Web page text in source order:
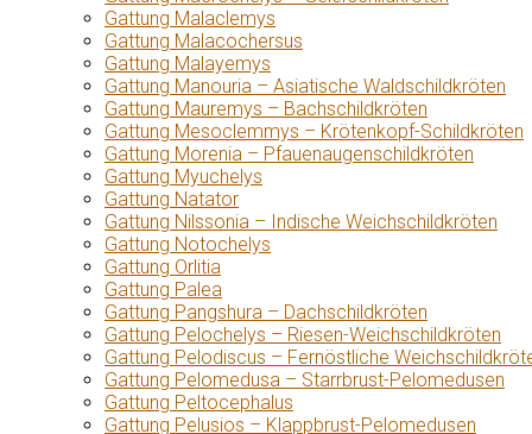
Gattung Malaclemys
Gattung Malacochersus
Gattung Malayemys
Gattung Manouria – Asiatische Waldschildkröten
Gattung Mauremys – Bachschildkröten
Gattung Mesoclemmys – Krötenkopf-Schildkröten
Gattung Morenia – Pfauenaugenschildkröten
Gattung Myuchelys
Gattung Natator
Gattung Nilssonia – Indische Weichschildkröten
Gattung Notochelys
Gattung Orlitia
Gattung Palea
Gattung Pangshura – Dachschildkröten
Gattung Pelochelys – Riesen-Weichschildkröten
Gattung Pelodiscus – Fernöstliche
Gattung Pelomedusa – Starrbrust-Pelomedusen
Gattung Peltocephalus
Gattung Pelusios – Klappbrust-Pelomedusen